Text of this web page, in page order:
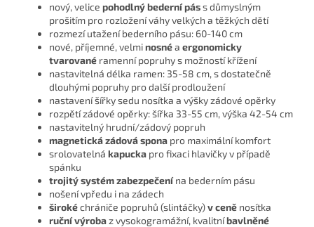
nový, velice pohodlný bederní páss důmyslným
prošitím pro rozložení váhy velkých a těžkých dětí
rozmezí utažení bederního pásu: 60-140 cm
nové, příjemné, velminosnéa ergonomicky
tvarované ramenní popruhy s možností křížení
nastavitelná délka ramen: 35-58 cm, s dostatečně
dlouhými popruhy pro další prodloužení
nastavení šířky sedu nosítka a výšky zádové opěrky
rozpětí zádové opěrky: šířka 33-55 cm, výška 42-54 cm
nastavitelný hrudní/zádový popruh
magnetická zádová spona pro maximální komfort
srolovatelná kapucka pro fixaci hlavičky v případě
spánku
trojitý systém zabezpečení na bederním pásu
nošení vpředu i na zádech
širokéchrániče popruhů (slintáčky)v ceně nosítka
ruční výrobaz vysokogramážní, kvalitníbavlněné